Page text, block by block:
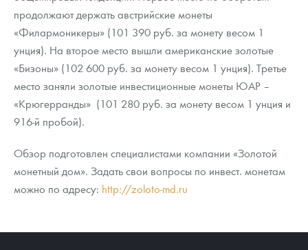
продолжают держать австрийские монеты
«Филармоникеры» (101 390 руб. за монету весом 1
унция). На второе место вышли американские золотые
«Бизоны» (102 600 руб. за монету весом 1 унция). Третье
место заняли золотые инвестиционные монеты ЮАР –
«Крюгерранды» (101 280 руб. за монету весом 1 унция и
916-й пробой).
Обзор подготовлен специалистами компании «Золотой
монетный дом». Задать свои вопросы по инвест. монетам
можно по адресу: http://zoloto-md.ru